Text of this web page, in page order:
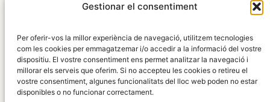
Gestionar el consentiment
Per oferir-vos la millor experiència de navegació, utilitzem tecnologies
com les cookies per emmagatzemar i/o accedir a la informació del vostre
dispositiu. El vostre consentiment ens permet analitzar la navegació i
millorar els serveis que oferim. Si no accepteu les cookies o retireu el
vostre consentiment, algunes funcionalitats del lloc web poden no estar
disponibles o no funcionar correctament.
Política
Societat
Tendències
elRidaura.com